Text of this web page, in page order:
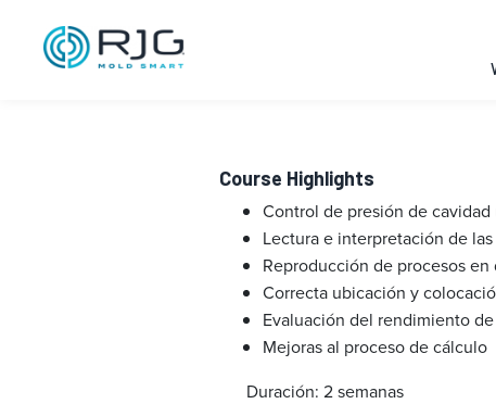
Master
Course Highlights
Control de presión de
Lectura e interpretación de
Reproducción de procesos
Correcta ubicación y
Evaluación del rendimiento
Mejoras al proceso de cálculo
Duración: 2 semanas